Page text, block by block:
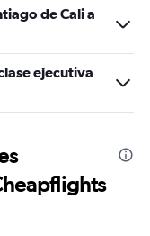
de Cali a
ejecutiva